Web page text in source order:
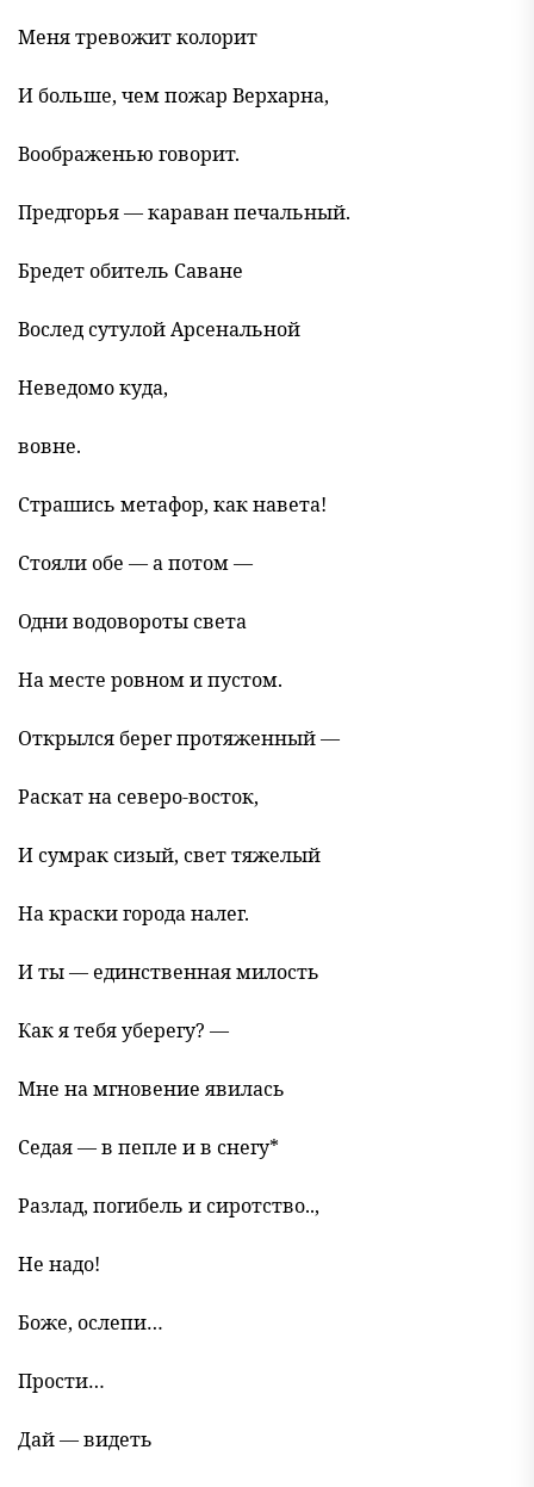
Меня тревожит колорит
И больше, чем пожар Верхарна,
Воображенью говорит.
Предгорья — караван печальный.
Бредет обитель Саване
Вослед сутулой Арсенальной
Неведомо куда,
вовне.
Страшись метафор, как навета!
Стояли обе — а потом —
Одни водовороты света
На месте ровном и пустом.
Открылся берег протяженный —
Раскат на северо-восток,
И сумрак сизый, свет тяжелый
На краски города налег.
И ты — единственная милость
Как я тебя уберегу? —
Мне на мгновение явилась
Седая — в пепле и в снегу*
Разлад, погибель и сиротство..,
Не надо!
Боже, ослепи…
Прости…
Дай — видеть